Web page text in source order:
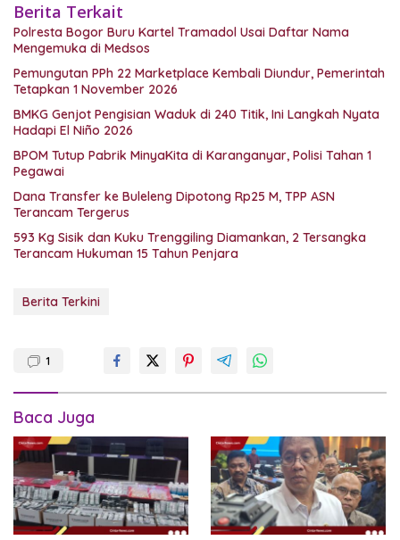
Berita Terkait
Polresta Bogor Buru Kartel Tramadol Usai Daftar Nama
Mengemuka di Medsos
Pemungutan PPh 22 Marketplace Kembali Diundur, Pemerintah
Tetapkan 1 November 2026
BMKG Genjot Pengisian Waduk di 240 Titik, Ini Langkah Nyata
Hadapi El Niño 2026
BPOM Tutup Pabrik MinyaKita di Karanganyar, Polisi Tahan 1
Pegawai
Dana Transfer ke Buleleng Dipotong Rp25 M, TPP ASN
Terancam Tergerus
593 Kg Sisik dan Kuku Trenggiling Diamankan, 2 Tersangka
Terancam Hukuman 15 Tahun Penjara
Berita Terkini
1
Baca Juga